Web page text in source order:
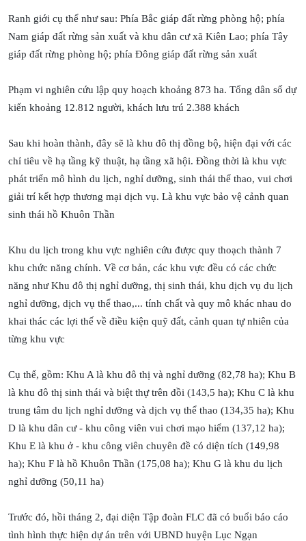
Ranh giới cụ thể như sau: Phía Bắc giáp đất rừng phòng hộ; phía
Nam giáp đất rừng sản xuất và khu dân cư xã Kiên Lao; phía Tây
giáp đất rừng phòng hộ; phía Đông giáp đất rừng sản xuất
Phạm vi nghiên cứu lập quy hoạch khoảng 873 ha. Tổng dân số dự
kiến khoảng 12.812 người, khách lưu trú 2.388 khách
Sau khi hoàn thành, đây sẽ là khu đô thị đồng bộ, hiện đại với các
chỉ tiêu về hạ tầng kỹ thuật, hạ tầng xã hội. Đồng thời là khu vực
phát triển mô hình du lịch, nghỉ dưỡng, sinh thái thể thao, vui chơi
giải trí kết hợp thương mại dịch vụ. Là khu vực bảo vệ cảnh quan
sinh thái hồ Khuôn Thần
Khu du lịch trong khu vực nghiên cứu được quy thoạch thành 7
khu chức năng chính. Về cơ bản, các khu vực đều có các chức
năng như Khu đô thị nghỉ dưỡng, thị sinh thái, khu dịch vụ du lịch
nghỉ dưỡng, dịch vụ thể thao,... tính chất và quy mô khác nhau do
khai thác các lợi thế về điều kiện quỹ đất, cảnh quan tự nhiên của
từng khu vực
Cụ thể, gồm: Khu A là khu đô thị và nghỉ dưỡng (82,78 ha); Khu B
là khu đô thị sinh thái và biệt thự trên đồi (143,5 ha); Khu C là khu
trung tâm du lịch nghỉ dưỡng và dịch vụ thể thao (134,35 ha); Khu
D là khu dân cư - khu công viên vui chơi mạo hiểm (137,12 ha);
Khu E là khu ở - khu công viên chuyên đề có diện tích (149,98
ha); Khu F là hồ Khuôn Thần (175,08 ha); Khu G là khu du lịch
nghỉ dưỡng (50,11 ha)
Trước đó, hồi tháng 2, đại diện Tập đoàn FLC đã có buổi báo cáo
tình hình thực hiện dự án trên với UBND huyện Lục Ngạn